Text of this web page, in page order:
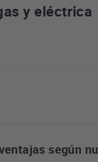
y eléctrica
según